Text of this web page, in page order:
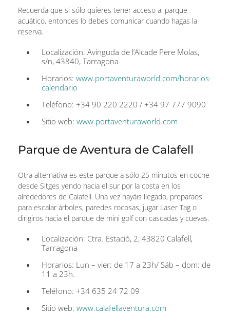
Recuerda que si sólo quieres tener acceso al parque
acuático, entonces lo debes comunicar cuando hagas la
reserva.
Localización: Avinguda de l’Alcade Pere Molas,
s/n, 43840, Tarragona
Horarios:www.portaventuraworld.com/horarios-
calendario
Teléfono: +34 90 220 2220 / +34 97 777 9090
Sitio web:www.portaventuraworld.com
Parque de Aventura de Calafell
Otra alternativa es este parque a sólo 25 minutos en coche
desde Sitges yendo hacia el sur por la costa en los
alrededores de Calafell. Una vez hayáis llegado, preparaos
para escalar árboles, paredes rocosas, jugar Laser Tag o
dirigiros hacia el parque de mini golf con cascadas y cuevas.
Localización: Ctra. Estació, 2, 43820 Calafell,
Tarragona
Horarios: Lun – vier: de 17 a 23h/ Sáb – dom: de
11 a 23h.
Teléfono: +34 635 24 72 09
Sitio web:www.calafellaventura.com